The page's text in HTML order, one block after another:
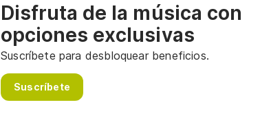
Disfruta de la música con
opciones exclusivas
Suscríbete para desbloquear beneficios.
Suscríbete